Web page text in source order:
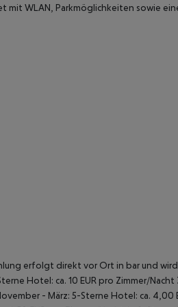
WLAN, Parkmöglichkeiten sowie
erfolgt direkt vor Ort in bar und
Hotel: ca. 10 EUR pro Zimmer/
- März: 5-Sterne Hotel: ca. 4,00